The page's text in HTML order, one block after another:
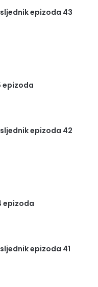
epizoda 43
epizoda
epizoda 42
epizoda
epizoda 41